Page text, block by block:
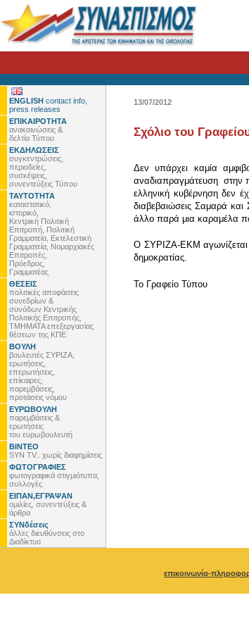
ENGLISH contact info,
press releases
ΕΠΙΚΑΙΡΟΤΗΤΑ
ανακοινώσεις &
δελτία Τύπου
ΕΚΔΗΛΩΣΕΙΣ
συγκεντρώσεις,
περιοδείες,
συσκέψεις,
συνεντεύξεις Τύπου
ΤΑΥΤΟΤΗΤΑ
καταστατικό,
ιστορικό,
Κεντρική Πολιτική
Επιτροπή, Πολιτική
Γραμματεία, Εκτελεστική
Γραμματεία, Νομαρχιακές
Επιτροπές,
Πρόεδρος,
Γραμματέας
ΘΕΣΕΙΣ
πολιτικές αποφάσεις
συνεδρίων &
συνόδων Κεντρικής
Πολιτικής Επιτροπής,
ΤΜΗΜΑΤΑ επεξεργασίας
θέσεων της ΚΠΕ
ΒΟΥΛΗ
βουλευτές ΣΥΡΙΖΑ,
ερωτήσεις,
επερωτήσεις,
επίκαιρες,
παρεμβάσεις,
προτάσεις νόμου
ΕΥΡΩΒΟΥΛΗ
παρεμβάσεις &
ερωτήσεις
του ευρωβουλευτή
ΒΙΝΤΕΟ
SYN TV.. χωρίς διαφημίσεις
ΦΩΤΟΓΡΑΦΙΕΣ
φωτογραφικά στιγμιότυπα,
συλλογές
ΕΙΠΑΝ,ΕΓΡΑΨΑΝ
ομιλίες, συνεντεύξεις &
άρθρα
ΣΥΝδέσεις
άλλες διευθύνσεις στο
Διαδίκτυο
13/07/2012
Σχόλιο του
Δεν υπάρχει καμία
αναδιαπραγμάτευση στην
ελληνική κυβέρνηση δεν
διαβεβαιώσεις Σαμαρά
άλλο παρά μια καραμέλα
Ο ΣΥΡΙΖΑ-ΕΚΜ αγωνίζεται
δημοκρατίας.
To Γραφείο Τύπου
επικοινωνία-